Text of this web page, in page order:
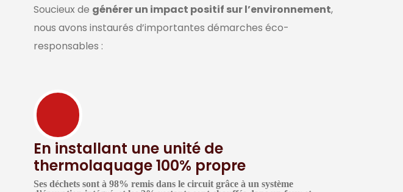
Soucieux de générer un impact positif sur l’environnement,
nous avons instaurés d’importantes démarches éco-
responsables :
En installant une unité de
thermolaquage 100% propre
Ses déchets sont à 98% remis dans le circuit grâce à un système